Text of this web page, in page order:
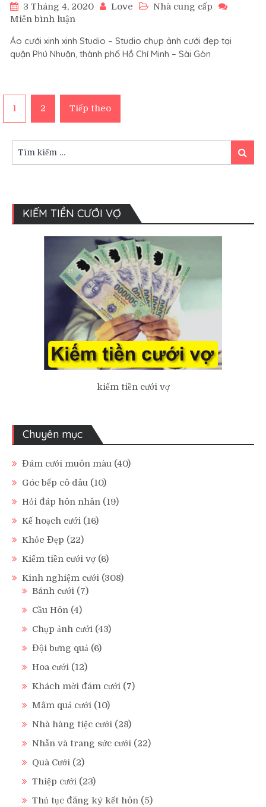
3 Tháng 4, 2020 Love
Nhà cung cấp
Miễn bình luận
Cưới
Xinh
–
studio
cưới
Sài
Áo cưới xinh xinh Studio – Studio chụp ảnh cưới đẹp tại
quận Phú Nhuận, thành phố Hồ Chí Minh – Sài Gòn
Phân
trang
viết
1 2 Tiếp theo
kiếm:
Tìm
kiếm
KIẾM TIỀN CƯỚI VỢ
kiếm tiền cưới vợ
Chuyên mục
Đám cưới muôn màu (40)
Góc bếp cô dâu (10)
Hỏi đáp hôn nhân (19)
Kế hoạch cưới (16)
Khỏe Đẹp (22)
Kiếm tiền cưới vợ (6)
Kinh nghiệm cưới (308)
Bánh cưới (7)
Cầu Hôn (4)
Chụp ảnh cưới (43)
Đội bưng quả (6)
Hoa cưới (12)
Khách mời đám cưới (7)
Mâm quả cưới (10)
Nhà hàng tiệc cưới (28)
Nhẫn và trang sức cưới (22)
Quà Cưới (2)
Thiệp cưới (23)
Thủ tục đăng ký kết hôn (5)